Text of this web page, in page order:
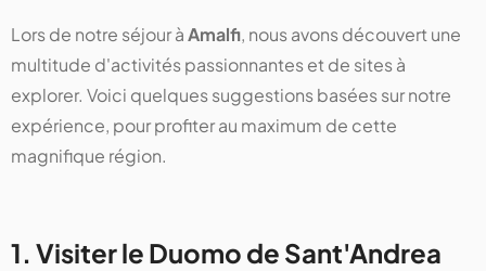
Lors de notre séjour àAmalfi, nous avons découvert une
multitude d'activités passionnantes et de sites à
explorer. Voici quelques suggestions basées sur notre
expérience, pour profiter au maximum de cette
magnifique région.
1. Visiter le Duomo de Sant'Andrea